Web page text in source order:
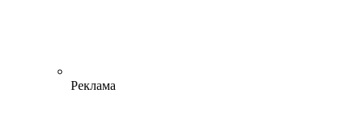
Реклама